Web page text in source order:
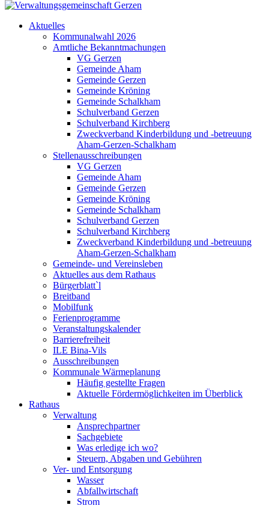
Aktuelles
Kommunalwahl 2026
Amtliche Bekanntmachungen
VG Gerzen
Gemeinde Aham
Gemeinde Gerzen
Gemeinde Kröning
Gemeinde Schalkham
Schulverband Gerzen
Schulverband Kirchberg
Zweckverband Kinderbildung und -betreuung
Aham-Gerzen-Schalkham
Stellenausschreibungen
VG Gerzen
Gemeinde Aham
Gemeinde Gerzen
Gemeinde Kröning
Gemeinde Schalkham
Schulverband Gerzen
Schulverband Kirchberg
Zweckverband Kinderbildung und -betreuung
Aham-Gerzen-Schalkham
Gemeinde- und Vereinsleben
Aktuelles aus dem Rathaus
Bürgerblatt`l
Breitband
Mobilfunk
Ferienprogramme
Veranstaltungskalender
Barrierefreiheit
ILE Bina-Vils
Ausschreibungen
Kommunale Wärmeplanung
Häufig gestellte Fragen
Aktuelle Fördermöglichkeiten im Überblick
Rathaus
Verwaltung
Ansprechpartner
Sachgebiete
Was erledige ich wo?
Steuern, Abgaben und Gebühren
Ver- und Entsorgung
Wasser
Abfallwirtschaft
Strom